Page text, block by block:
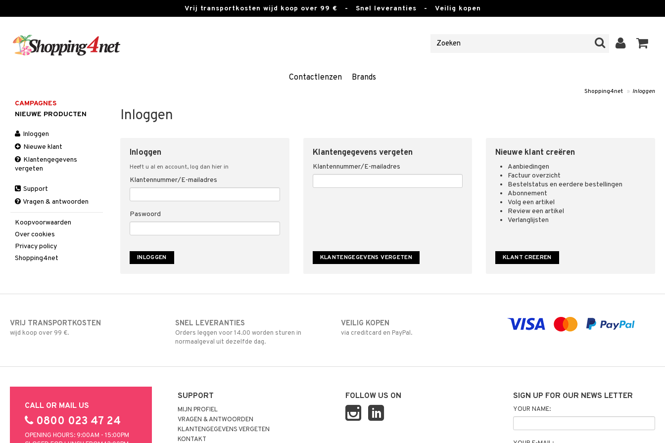
Vrij transportkosten wijd koop over 99 € - Snel leveranties - Veilig kopen
Contactlenzen Brands
Shopping4net » Inloggen
Inloggen
Inloggen
Heeft u al en account, log dan hier in
Klantennummer/E-mailadres
Paswoord
Klantengegevens vergeten
Klantennummer/E-mailadres
Nieuwe klant creëren
Aanbiedingen
Factuur overzicht
Bestelstatus en eerdere bestellingen
Abonnement
Volg een artikel
Review een artikel
Verlanglijsten
KLANT CREEREN
CAMPAGNES
NIEUWE PRODUCTEN
Inloggen
Nieuwe klant
Klantengegevens
vergeten
Support
Vragen & antwoorden
Koopvoorwaarden
Over cookies
Privacy policy
Shopping4net
VRIJ TRANSPORTKOSTEN
wijd koop over 99 €.
SNEL LEVERANTIES
Orders leggen voor 14.00 worden sturen in
normaalgeval uit dezelfde dag.
VEILIG KOPEN
via creditcard en PayPal.
CALL OR MAIL US
0800 023 47 24
OPENING HOURS: 9:00AM - 15:00PM
SUPPORT
MIJN PROFIEL
VRAGEN & ANTWOORDEN
KLANTENGEGEVENS VERGETEN
KONTAKT
FOLLOW US ON SIGN UP FOR OUR NEWS LETTER
YOUR NAME: